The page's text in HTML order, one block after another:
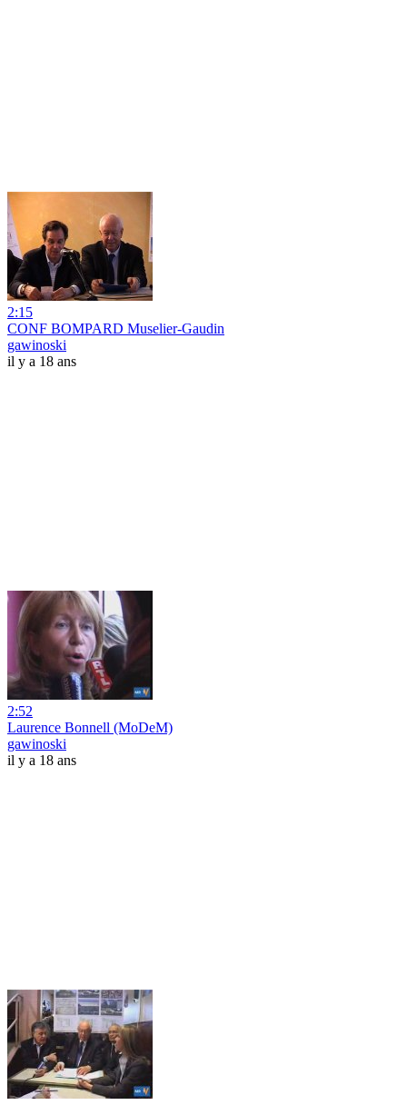
2:15
CONF BOMPARD Muselier-Gaudin
gawinoski
il y a 18 ans
2:52
Laurence Bonnell (MoDeM)
gawinoski
il y a 18 ans